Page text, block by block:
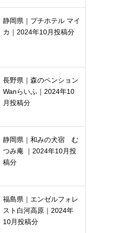
静岡県｜プチホテル マイ
カ｜2024年10月投稿分
長野県｜森のペンション
Wanらいふ｜2024年10
月投稿分
静岡県｜和みの犬宿 む
つみ庵 ｜2024年10月投
稿分
福島県｜エンゼルフォレ
スト白河高原｜2024年
10月投稿分